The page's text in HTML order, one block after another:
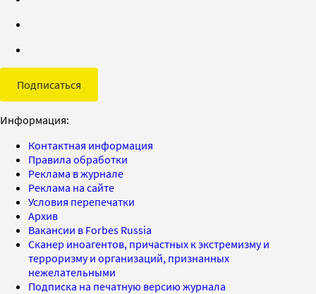
Подписаться
Информация:
Контактная информация
Правила обработки
Реклама в журнале
Реклама на сайте
Условия перепечатки
Архив
Вакансии в Forbes Russia
Сканер иноагентов, причастных к экстремизму и
терроризму и организаций, признанных
нежелательными
Подписка на печатную версию журнала